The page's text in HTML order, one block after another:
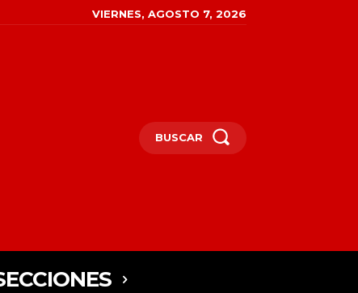
VIERNES, AGOSTO 7, 2026
BUSCAR